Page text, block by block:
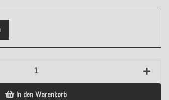
In den Warenkorb